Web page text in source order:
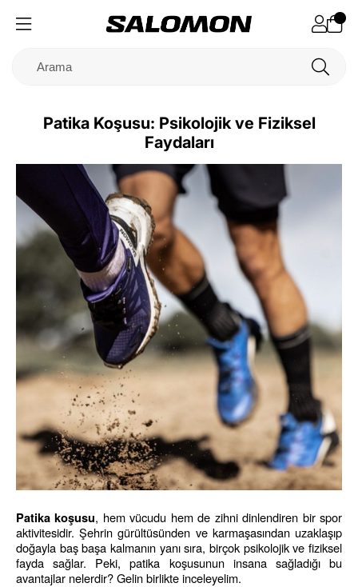
Patika Koşusu: Psikolojik ve Fiziksel
Faydaları
Patika koşusu, hem vücudu hem de zihni dinlendiren bir spor
aktivitesidir. Şehrin gürültüsünden ve karmaşasından uzaklaşıp
doğayla baş başa kalmanın yanı sıra, birçok psikolojik ve fiziksel
fayda sağlar. Peki, patika koşusunun insana sağladığı bu
avantajlar nelerdir? Gelin birlikte inceleyelim.